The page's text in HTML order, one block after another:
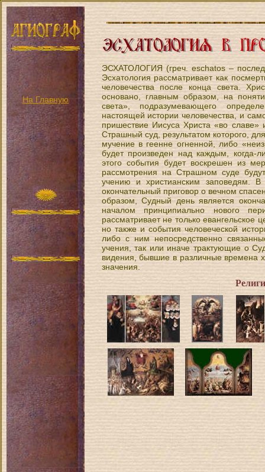
На Главную
ЭСХАТОЛОГИЯ (греч. eschatos –
Эсхатология рассматривает как
человечества после конца света.
основано, главным образом, на
света», подразумевающего
настоящей истории человечества, и
пришествие Иисуса Христа «во славе»
Страшный суд, результатом которого,
мучение в геенне огненной, либо
будет произведен над каждым, когда-
этого события будет воскрешен из
рассмотрения на Страшном суде
учению и христианским заповедям. В
окончательный приговор о вечном
образом, Судный день является
началом принципиально нового
рассматривает не только
но также и события человеческой
либо с ним непосредственно
учения, так или иначе трактующие о
видения, бывшие в различные времена
значения.